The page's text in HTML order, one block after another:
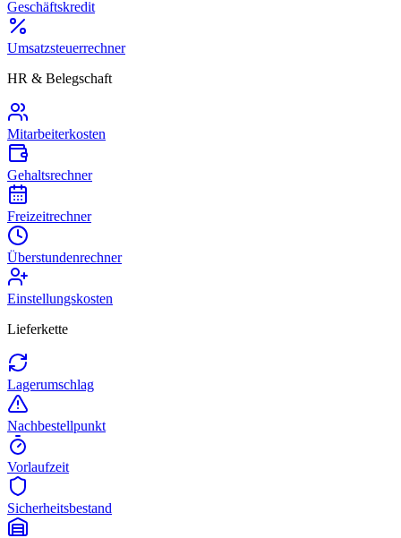
Geschäftskredit
Umsatzsteuerrechner
HR & Belegschaft
Mitarbeiterkosten
Gehaltsrechner
Freizeitrechner
Überstundenrechner
Einstellungskosten
Lieferkette
Lagerumschlag
Nachbestellpunkt
Vorlaufzeit
Sicherheitsbestand